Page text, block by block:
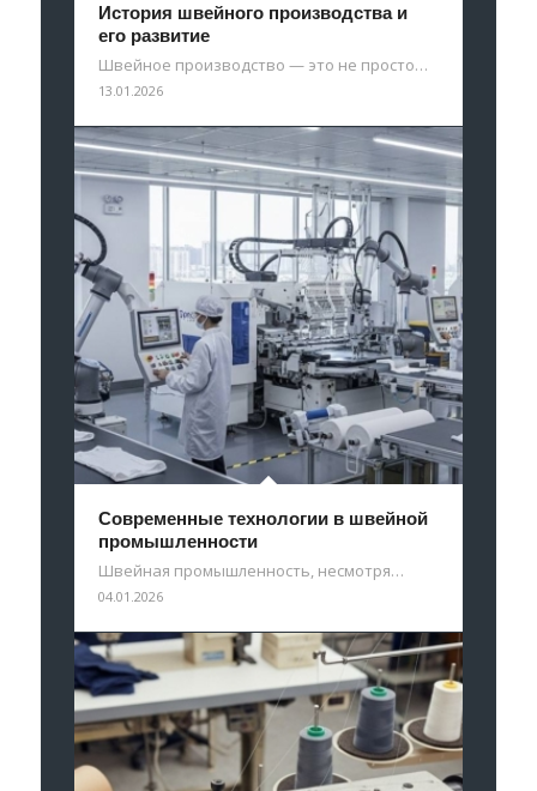
История швейного производства и
его развитие
Швейное производство — это не просто…
13.01.2026
Современные технологии в швейной
промышленности
Швейная промышленность, несмотря…
04.01.2026